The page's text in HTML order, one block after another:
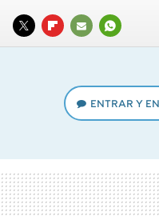
TWITTERFLIPBOARD
E-
WHATSAPP
ENTRAR Y